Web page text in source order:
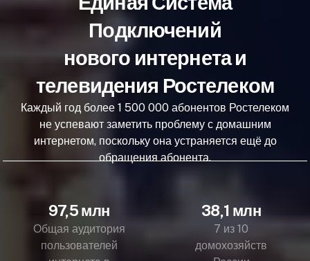
Подключений
нового интернета и
телевидения Ростелеком
Каждый год более 1 500 000 абонентов Ростелеком
не успевают заметить проблему с домашним
интернетом, поскольку она устраняется ещё до
обращения абонента.
97,5 млн
Общая аудитория
пользователей
38,1 млн
7 из 10
домохозяйств